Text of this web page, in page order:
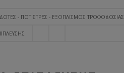
- ΠΟΤΊΣΤΡΕΣ - ΕΞΟΠΛΙΣΜΌΣ ΤΡΟΦΟΔΟΣΊΑΣ